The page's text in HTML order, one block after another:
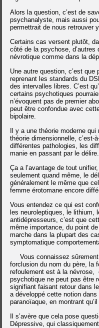
Alors la question, c’est de
psychanalyste, mais aussi
permettrait de nous retrouver
Certains cas versent plutôt,
côté de la psychose, d’autres
névrotique comme dans la
Une autre question, c’est
reprenant les standards du
des intervalles libres. C’est
certains psychotiques
n’évoquent pas de premier
peut être confondue avec
bipolaire.
Il y a une théorie moderne
théorie dimensionnelle, c’est-
différentes pathologies, les
manie en passant par le délire.
Ça a l’avantage de tout
seulement quand même, le
généralement le même que
femme érotomane encore
Vous entendez ce qui est
les neuroleptiques, le lithium,
antidépresseurs, c’est que
même importance, du point
marche dans la plupart des
symptomatique
Vous connaissez sûrement
forclusion du nom du père, la
refoulement est à la névrose,
psychotique ne peut pas être
signifiant faisant retour dans
a développé cette notion
paranoïaque, en montrant
Il s’avère que cela pose
Dépressive, qui